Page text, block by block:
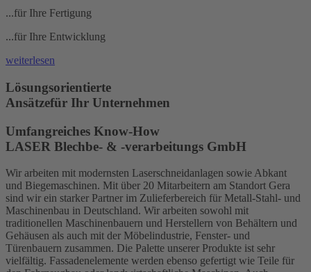
...für Ihre Fertigung
...für Ihre Entwicklung
weiterlesen
Lösungs­orientierte
Ansätzefür Ihr Unternehmen
Umfangreiches Know-How
LASER Blechbe- & -verarbeitungs GmbH
Wir arbeiten mit modernsten Laserschneidanlagen sowie Abkant
und Biegemaschinen. Mit über 20 Mitarbeitern am Standort Gera
sind wir ein starker Partner im Zulieferbereich für Metall-Stahl- und
Maschinenbau in Deutschland. Wir arbeiten sowohl mit
traditionellen Maschinenbauern und Herstellern von Behältern und
Gehäusen als auch mit der Möbelindustrie, Fenster- und
Türenbauern zusammen. Die Palette unserer Produkte ist sehr
vielfältig. Fassadenelemente werden ebenso gefertigt wie Teile für